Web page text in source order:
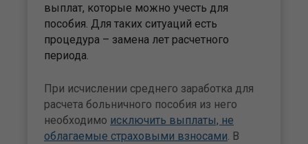
выплат, которые можно учесть для
пособия. Для таких ситуаций есть
процедура – замена лет расчетного
периода.
При исчислении среднего заработка для
расчета больничного пособия из него
необходимо исключить выплаты, не
облагаемые страховыми взносами . В